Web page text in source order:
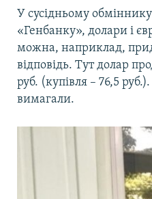
У сусідньому
«Генбанку», долари і
можна, наприклад,
відповідь. Тут долар
руб. (купівля – 76,5
вимагали.